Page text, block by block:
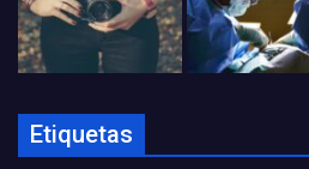
Etiquetas